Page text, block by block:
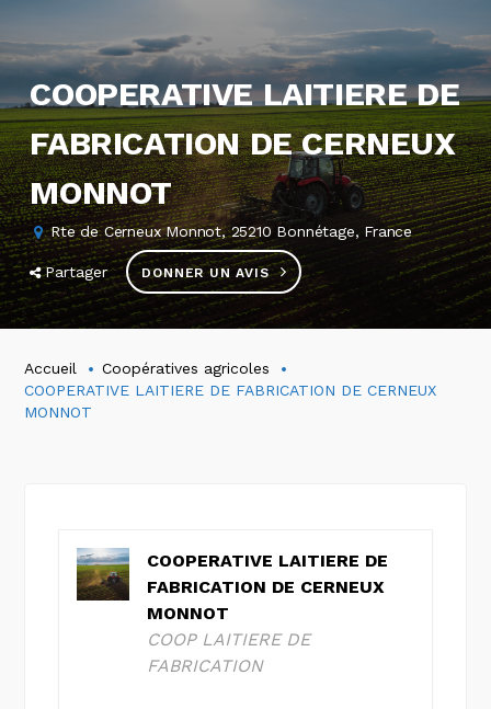
COOPERATIVE LAITIERE DE
FABRICATION DE CERNEUX
MONNOT
Rte de Cerneux Monnot, 25210 Bonnétage, France
Partager DONNER UN AVIS
Accueil
Coopératives agricoles
COOPERATIVE LAITIERE DE FABRICATION DE CERNEUX
MONNOT
COOPERATIVE LAITIERE DE
FABRICATION DE CERNEUX
MONNOT
COOP LAITIERE DE
FABRICATION